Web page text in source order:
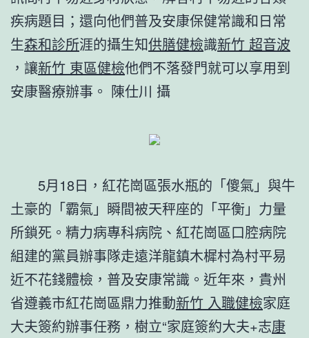
疾病題目；還向他們普及安康保健常識和日常
生森和診所涯的攝生知供膳健檢識新竹 超音波
，讓新竹 東區健檢他們不落發門就可以享用到
安康醫療辦事。 陳仕川 攝
5月18日，紅花崗區張水瓶的「傻氣」與牛
土豪的「霸氣」瞬間被天秤座的「平衡」力量
所鎖死。精力病專科病院、紅花崗區口腔病院
組建的黨員辦事隊走遠洋龍鎮木樨村為村平易
近不花錢體檢，普及安康常識。近年來，貴州
省遵義市紅花崗區鼎力推動新竹 入職健檢家庭
大夫簽約辦事任務，樹立“家庭簽約大夫+志康